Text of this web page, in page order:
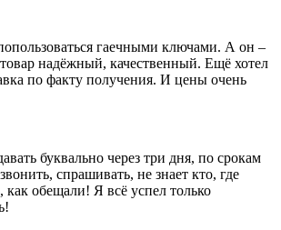
гаечными ключами. А он –
товар надёжный, качественный. Ещё хотел
по факту получения. И цены очень
буквально через три дня, по срокам
спрашивать, не знает кто, где
обещали! Я всё успел только